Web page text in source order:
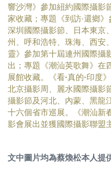
響沙灣》參加紐約國際攝影
家收藏；專題《到訪·還鄉
深圳國際攝影節、日本東京
州、呼和浩特、珠海、西安
靈》參加第十屆連州國際攝
出；專題《潮汕英歌舞》在
展館收藏。《看·真的·印度
北京攝影周、麗水國際攝影
攝影節及河北、內蒙、黑龍
十六個省市巡展。《潮汕新
影會展出並獲國際攝影聯盟
文中圖片均為蔡煥松本人提